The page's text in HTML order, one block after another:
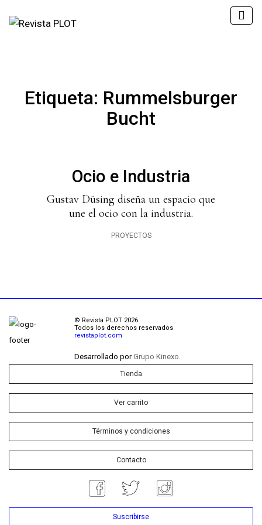
Etiqueta: Rummelsburger
Bucht
Ocio e Industria
Gustav Düsing diseña un espacio que
une el ocio con la industria.
PROYECTOS
© Revista PLOT 2026
Todos los derechos reservados
revistaplot.com
Desarrollado porGrupo Kinexo.
Tienda
Ver carrito
Términos y condiciones
Contacto
Suscribirse